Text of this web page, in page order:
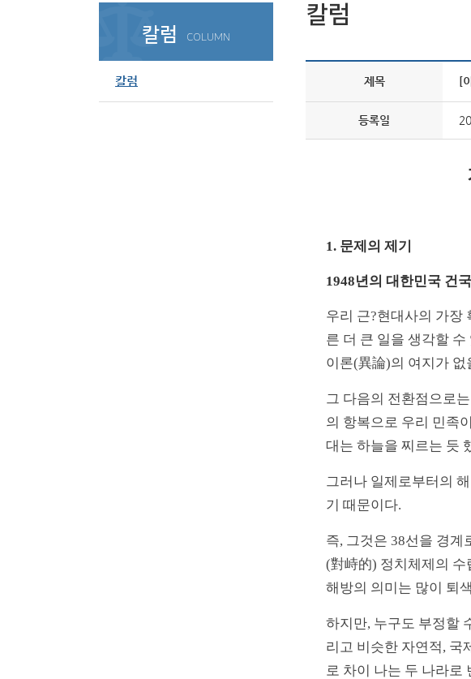
칼럼 COLUMN
칼럼
칼럼
제목 [
등록일
1. 문제의 제기
1948년의 대한민국 건
우리 근?현대사의 가장
른 더 큰 일을 생각할
이론(異論)의 여지가 없
그 다음의 전환점으로
의 항복으로 우리 민족
대는 하늘을 찌르는 듯
그러나 일제로부터의
기 때문이다.
즉, 그것은 38선을 경계
(對峙的) 정치체제의 수
해방의 의미는 많이 퇴
하지만, 누구도 부정할
리고 비슷한 자연적, 국
로 차이 나는 두 나라로